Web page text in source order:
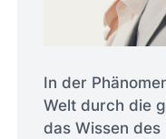
In der
Welt durch die
das Wissen des